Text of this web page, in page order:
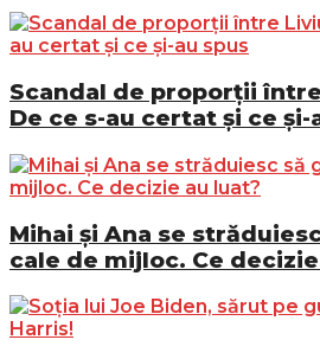
Scandal de proporții
De ce s-au certat și ce și-
Mihai și Ana se
cale de mijloc. Ce